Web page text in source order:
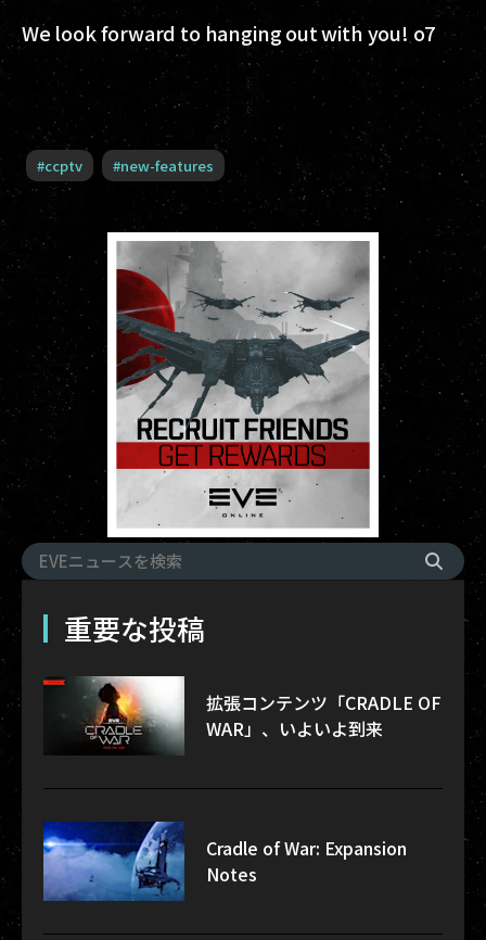
We look forward to hanging out with you! o7
#ccptv #new-features
重要な投稿
拡張コンテンツ「CRADLE OF
WAR」、いよいよ到来
Cradle of War: Expansion
Notes